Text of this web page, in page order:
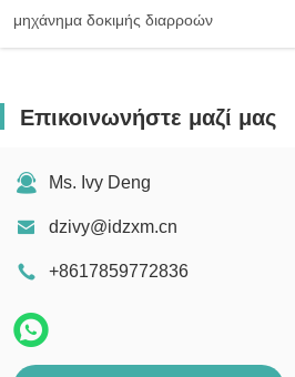
μηχάνημα δοκιμής διαρροών
Επικοινωνήστε μαζί μας
Ms. Ivy Deng
dzivy@idzxm.cn
+8617859772836